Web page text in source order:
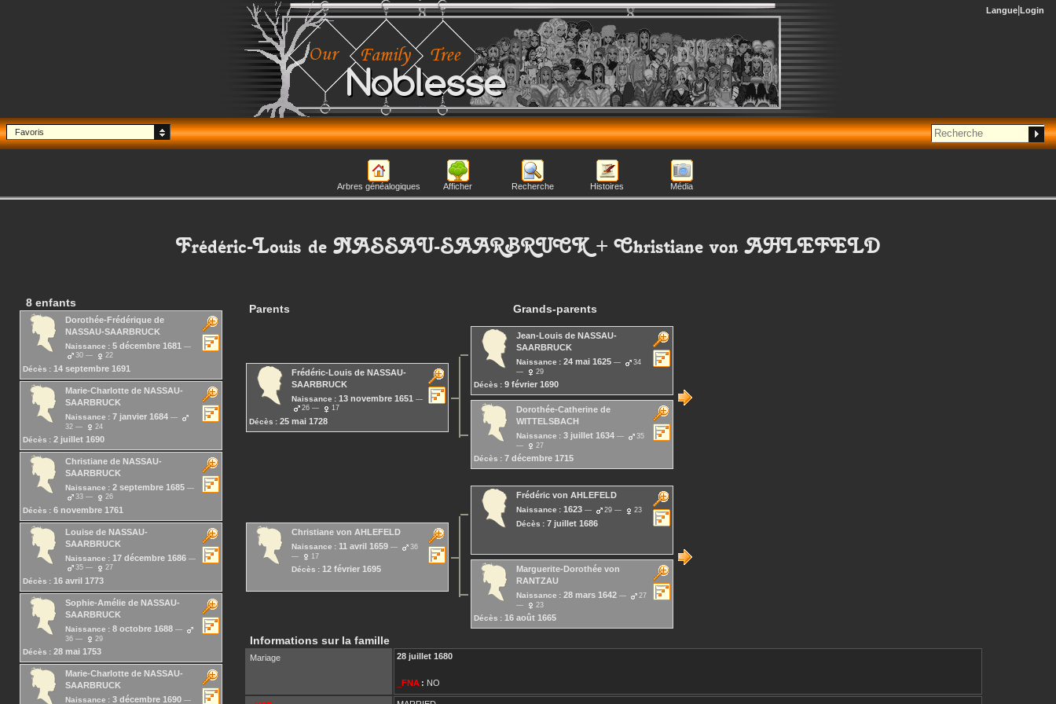
Noblesse
Langue Login
Favoris
Arbres généalogiques Afficher Recherche Histoires Média
Frédéric-Louis de NASSAU-SAARBRUCK+Christianevon AHLEFELD
8 enfants
Dorothée-Frédérique de
NASSAU-SAARBRUCK
Naissance : 5 décembre 1681
30 22
Décès : 14 septembre 1691
Marie-Charlotte de NASSAU-
SAARBRUCK
Naissance : 7 janvier 1684
32 24
Décès : 2 juillet 1690
Christiane de NASSAU-
SAARBRUCK
Naissance : 2 septembre 1685
33 26
Décès : 6 novembre 1761
Louise de NASSAU-
SAARBRUCK
Naissance : 17 décembre 1686
35 27
Décès : 16 avril 1773
Sophie-Amélie de NASSAU-
SAARBRUCK
Naissance : 8 octobre 1688
36 29
Décès : 28 mai 1753
Marie-Charlotte de NASSAU-
SAARBRUCK
Naissance : 3 décembre 1690
Parents Grands-parents
Frédéric-Louis de NASSAU-
SAARBRUCK
Naissance : 13 novembre 1651
26 17
Décès : 25 mai 1728
Jean-Louis de NASSAU-
SAARBRUCK
Naissance : 24 mai 1625
34
29
Décès : 9 février 1690
Dorothée-Catherine de
WITTELSBACH
Naissance : 3 juillet 1634
35
27
Décès : 7 décembre 1715
Christiane von AHLEFELD
Naissance : 11 avril 1659
36
17
Décès : 12 février 1695
Frédéric von AHLEFELD
Naissance : 1623 29 23
Décès : 7 juillet 1686
Marguerite-Dorothée von
RANTZAU
Naissance : 28 mars 1642
27
23
Décès : 16 août 1665
Informations sur la famille
Mariage 28 juillet 1680
_FNA : NO